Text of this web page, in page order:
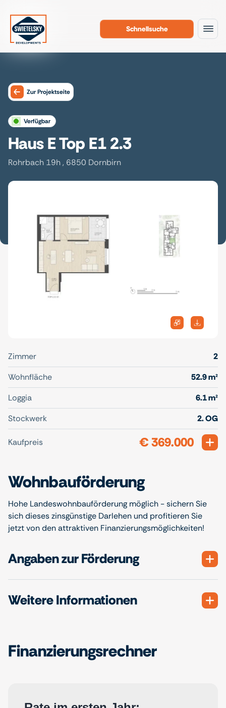
Zum Inhalt Schnellsuche
Zur Projektseite
verfügbar
Haus E Top E1 2.3
Rohrbach 19h , 6850 Dornbirn
Zimmer
2
Wohnfläche
52.9 m²
Loggia
6.1 m²
Stockwerk
2. OG
Kaufpreis € 369.000
Wohnbauförderung
Hohe Landeswohnbauförderung möglich - sichern Sie
sich dieses zinsgünstige Darlehen und profitieren Sie
jetzt von den attraktiven Finanzierungsmöglichkeiten!
Angaben zur Förderung
Weitere Informationen
Finanzierungsrechner